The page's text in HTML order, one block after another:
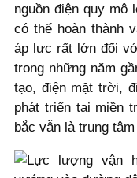
nguồn điện quy mô
có thể hoàn thành
áp lực rất lớn đối
trong những năm
tạo, điện mặt trời,
phát triển tại miền
bắc vẫn là trung